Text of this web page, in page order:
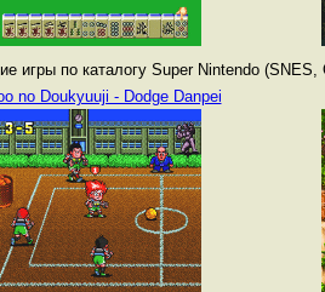
игры по каталогу Super Nintendo (SNES,
no Doukyuuji - Dodge Danpei